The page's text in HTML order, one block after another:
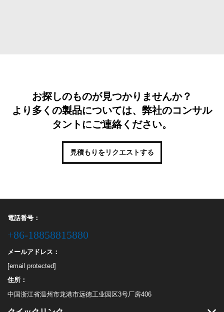
お探しのものが見つかりませんか？
より多くの製品については、弊社のコンサル
タントにご連絡ください。
見積もりをリクエストする
電話番号：
+86-18858815880
メールアドレス：
[email protected]
住所：
中国浙江省温州市龙港市远德工业园区3号厂房406